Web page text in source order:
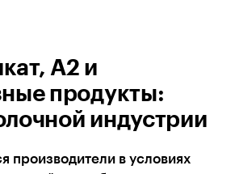
А2 и
продукты:
индустрии
производители в условиях